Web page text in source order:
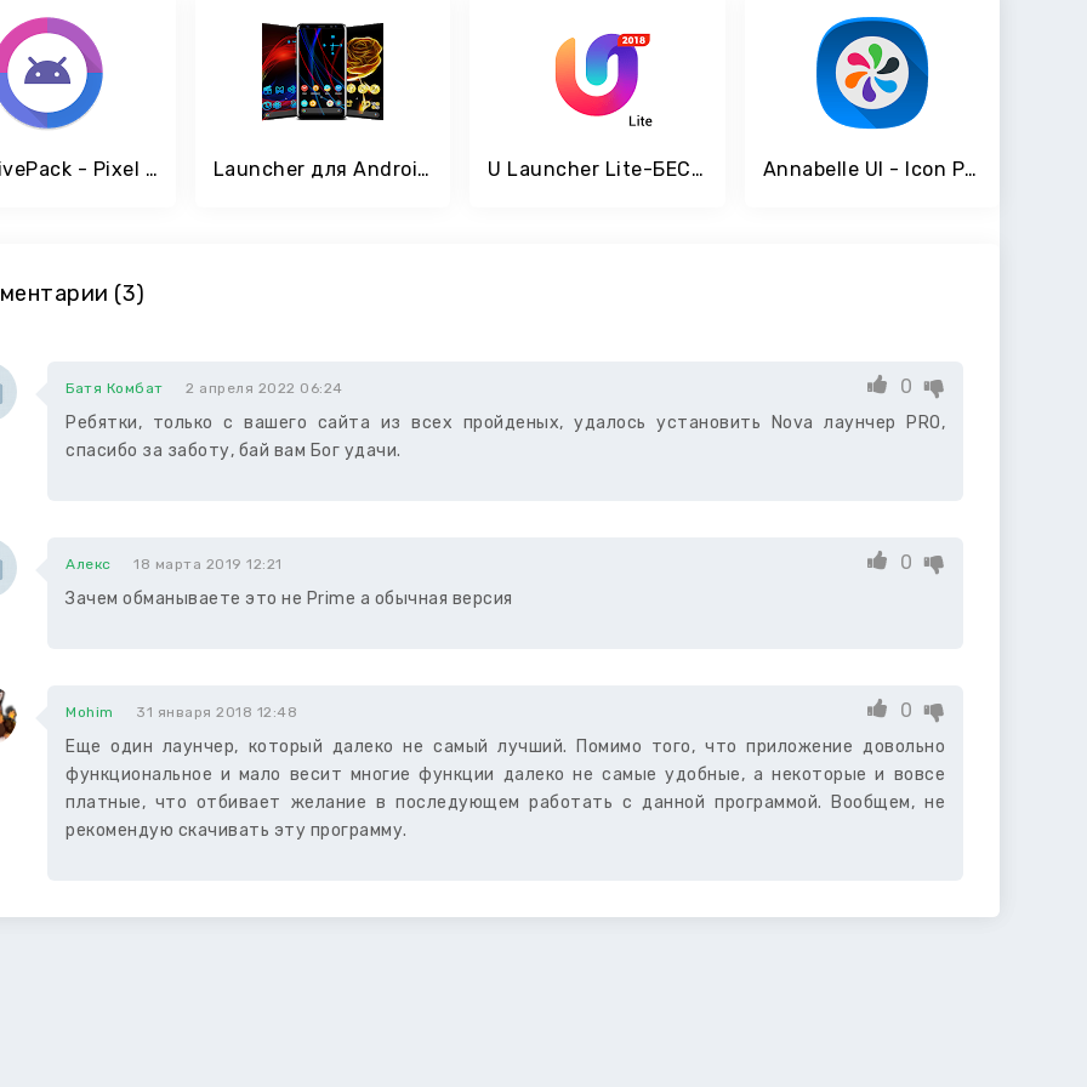
AdaptivePack - Pixel + Oreo style Adaptive Icons Launcher для Android ™ U Launcher Lite-БЕСПЛАТНЫЕ темы, скрыть приложения Annabelle UI - Icon Pack
(3)
Батя Комбат 2 апреля 2022 06:24
Ребятки, только с вашего сайта из всех пройденых, удалось установить Nova лаунчер PRO,
спасибо за заботу, бай вам Бог удачи.
0
Алекс 18 марта 2019 12:21
Зачем обманываете это не Prime а обычная версия
0
Mohim 31 января 2018 12:48
Еще один лаунчер, который далеко не самый лучший. Помимо того, что приложение довольно
функциональное и мало весит многие функции далеко не самые удобные, а некоторые и вовсе
платные, что отбивает желание в последующем работать с данной программой. Вообщем, не
рекомендую скачивать эту программу.
0